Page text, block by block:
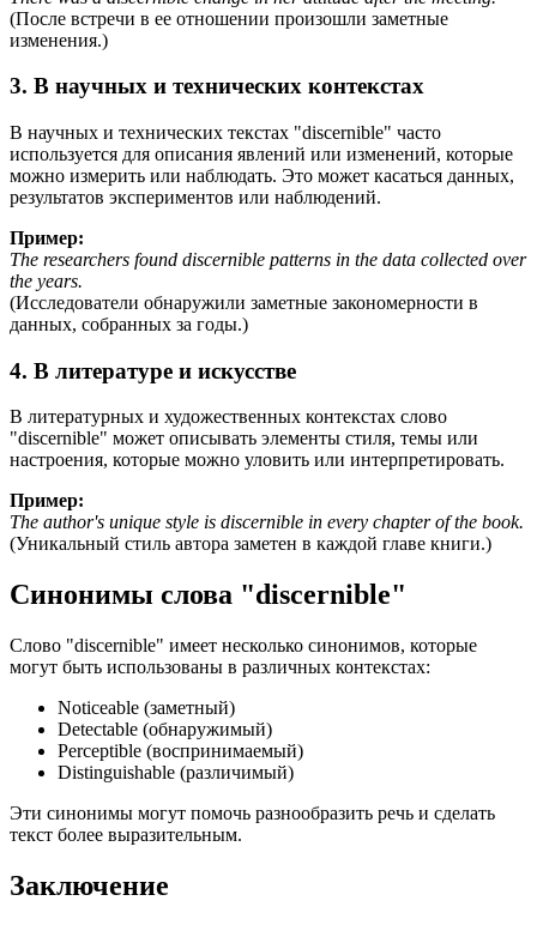
(После встречи в ее отношении произошли заметные
изменения.)
3. В научных и технических контекстах
В научных и технических текстах "discernible" часто
используется для описания явлений или изменений, которые
можно измерить или наблюдать. Это может касаться данных,
результатов экспериментов или наблюдений.
Пример:
The researchers found discernible patterns in the data collected over
the years.
(Исследователи обнаружили заметные закономерности в
данных, собранных за годы.)
4. В литературе и искусстве
В литературных и художественных контекстах слово
"discernible" может описывать элементы стиля, темы или
настроения, которые можно уловить или интерпретировать.
Пример:
The author's unique style is discernible in every chapter of the book.
(Уникальный стиль автора заметен в каждой главе книги.)
Синонимы слова "discernible"
Слово "discernible" имеет несколько синонимов, которые
могут быть использованы в различных контекстах:
Noticeable (заметный)
Detectable (обнаружимый)
Perceptible (воспринимаемый)
Distinguishable (различимый)
Эти синонимы могут помочь разнообразить речь и сделать
текст более выразительным.
Заключение